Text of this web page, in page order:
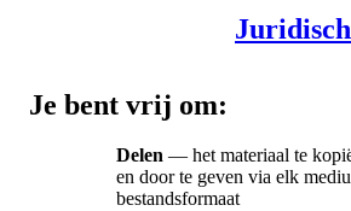
Je bent vrij om:
Delen — het materiaal te
en door te geven via elk
bestandsformaat